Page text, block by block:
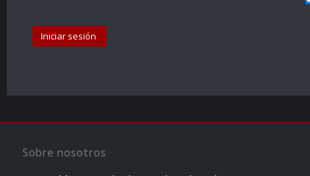
Sobre nosotros